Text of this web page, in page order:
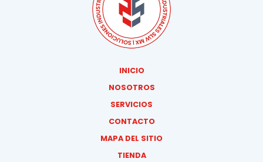
INICIO
NOSOTROS
SERVICIOS
CONTACTO
MAPA DEL SITIO
TIENDA